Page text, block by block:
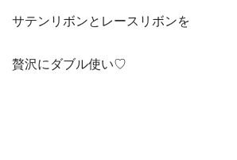
サテンリボンとレースリボンを
贅沢にダブル使い♡